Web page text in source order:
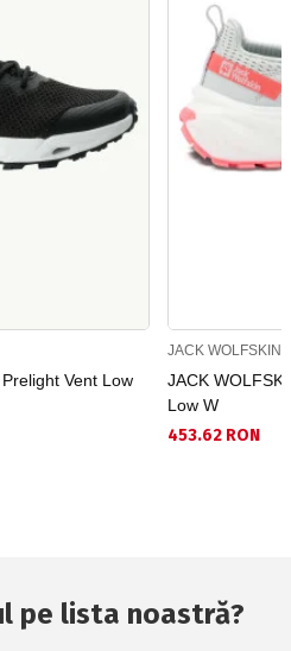
Vent Low
JACK WOLFSKIN
JACK
Low W
453.62 RON
pe lista noastră?